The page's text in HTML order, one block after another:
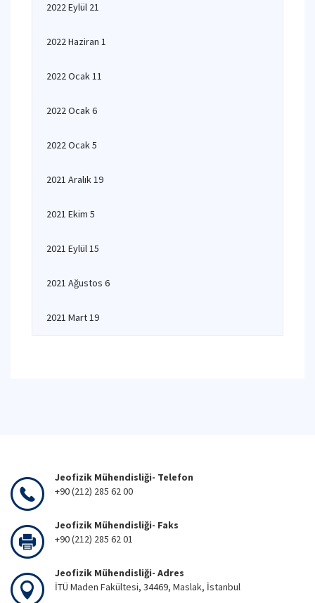
2022 Eylül 21
2022 Haziran 1
2022 Ocak 11
2022 Ocak 6
2022 Ocak 5
2021 Aralık 19
2021 Ekim 5
2021 Eylül 15
2021 Ağustos 6
2021 Mart 19
Jeofizik Mühendisliği- Telefon
+90 (212) 285 62 00
Jeofizik Mühendisliği- Faks
+90 (212) 285 62 01
Jeofizik Mühendisliği- Adres
İTÜ Maden Fakültesi, 34469, Maslak, İstanbul